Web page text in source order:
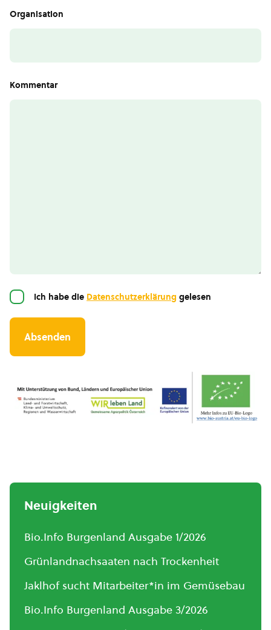
Organisation
Kommentar
EinwilligungIch habe die Datenschutzerklärung gelesen
Neuigkeiten
Bio.Info Burgenland Ausgabe 1/2026
Grünlandnachsaaten nach Trockenheit
Jaklhof sucht Mitarbeiter*in im Gemüsebau
Bio.Info Burgenland Ausgabe 3/2026